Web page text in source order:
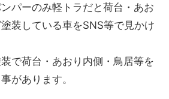
パーのみ軽トラだと荷台・あお
装している車をSNS等で見かけ
で荷台・あおり内側・鳥居等を
があります。